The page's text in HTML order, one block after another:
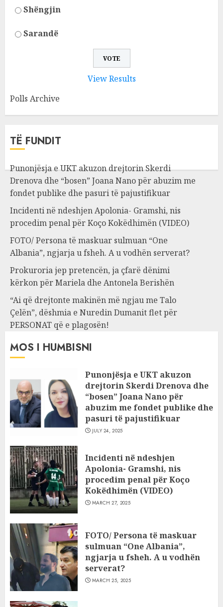
Shëngjin
Sarandë
View Results
Polls Archive
TË FUNDIT
Punonjësja e UKT akuzon drejtorin Skerdi
Drenova dhe “bosen” Joana Nano për abuzim me
fondet publike dhe pasuri të pajustifikuar
Incidenti në ndeshjen Apolonia- Gramshi, nis
procedim penal për Koço Kokëdhimën (VIDEO)
FOTO/ Persona të maskuar sulmuan “One
Albania”, ngjarja u fsheh. A u vodhën serverat?
Prokuroria jep pretencën, ja çfarë dënimi
kërkon për Mariela dhe Antonela Berishën
“Ai që drejtonte makinën më ngjau me Talo
Çelën”, dëshmia e Nuredin Dumanit flet për
PERSONAT që e plagosën!
MOS I HUMBISNI
Punonjësja e UKT akuzon
drejtorin Skerdi Drenova dhe
“bosen” Joana Nano për
abuzim me fondet publike dhe
pasuri të pajustifikuar
JULY 24, 2025
Incidenti në ndeshjen
Apolonia- Gramshi, nis
procedim penal për Koço
Kokëdhimën (VIDEO)
MARCH 27, 2025
FOTO/ Persona të maskuar
sulmuan “One Albania”,
ngjarja u fsheh. A u vodhën
serverat?
MARCH 25, 2025